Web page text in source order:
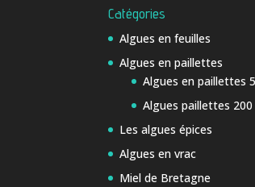
Catégories
Algues en feuilles
Algues en paillettes
Algues en paillettes
Algues paillettes
Les algues épices
Algues en vrac
Miel de Bretagne